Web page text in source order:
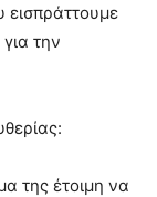
την
της έτοιμη να